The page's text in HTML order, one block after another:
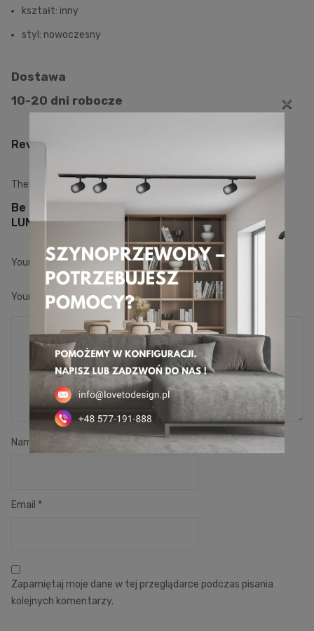
kształt: inny
styl: nowoczesny
Dostawa
10-20 dni robocze
Reviews
There are no reviews yet.
Be The First To Review “ŁĄCZNIK ELASTYCZNY
LUNAL 1F”
Your Rating
Your Review
Name
Email *
Zapamiętaj moje dane w tej przeglądarce podczas pisania
kolejnych komentarzy.
×